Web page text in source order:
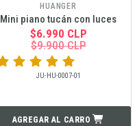
HUANGER
Mini piano tucán con luces
$6.990 CLP
$9.900 CLP
JU-HU-0007-01
AGREGAR AL CARRO